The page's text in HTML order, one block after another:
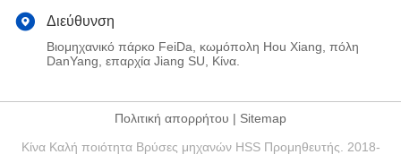
Διεύθυνση
Βιομηχανικό πάρκο FeiDa, κωμόπολη Hou Xiang, πόλη
DanYang, επαρχία Jiang SU, Κίνα.
Πολιτική απορρήτου | Sitemap
Κίνα Καλή ποιότητα Βρύσες μηχανών HSS Προμηθευτής. 2018-